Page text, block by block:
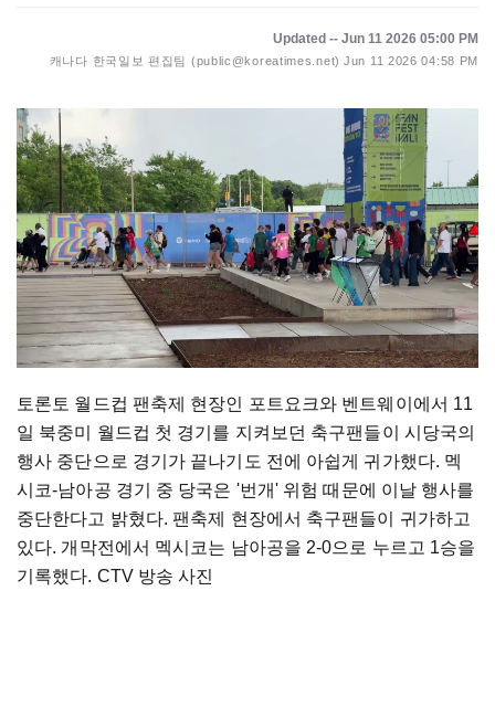
Updated -- Jun 11 2026 05:00 PM
캐나다 한국일보 편집팀 (public@koreatimes.net) Jun 11 2026 04:58 PM
토론토 월드컵 팬축제 현장인 포트요크와 벤트웨이에서 11
일 북중미 월드컵 첫 경기를 지켜보던 축구팬들이 시당국의
행사 중단으로 경기가 끝나기도 전에 아쉽게 귀가했다. 멕
시코-남아공 경기 중 당국은 '번개' 위험 때문에 이날 행사를
중단한다고 밝혔다. 팬축제 현장에서 축구팬들이 귀가하고
있다. 개막전에서 멕시코는 남아공을 2-0으로 누르고 1승을
기록했다. CTV 방송 사진